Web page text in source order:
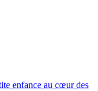
enfance au cœur des